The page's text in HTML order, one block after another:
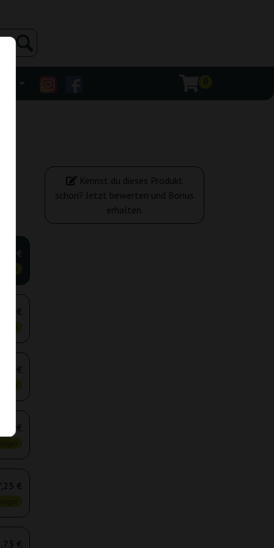
7,50 €
€
€
€
€
€
Kennst du dieses Produkt
schon? Jetzt bewerten und Bonus
erhalten.